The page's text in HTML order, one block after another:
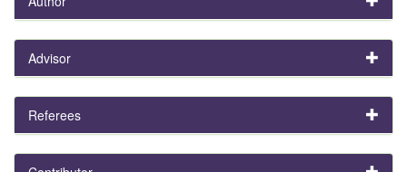
Advisor
Referees